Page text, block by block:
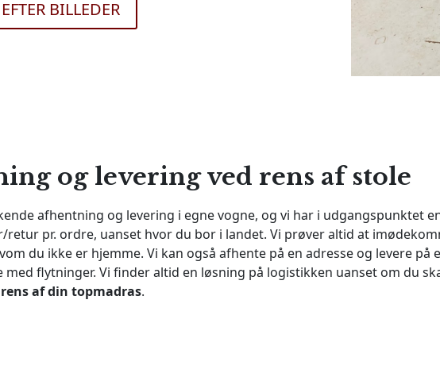
BILLEDER
og levering ved rens af stole
afhentning og levering i egne vogne, og vi har i udgangspunktet
retur pr. ordre, uanset hvor du bor i landet. Vi prøver altid at
du ikke er hjemme. Vi kan også afhente på en adresse og levere
flytninger. Vi finder altid en løsning på logistikken uanset om du
rens af din topmadras.